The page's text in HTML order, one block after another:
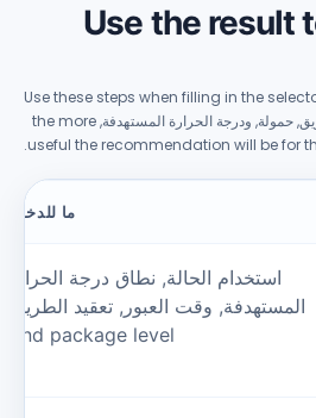
Use the
Use these steps when filling in
ودرجة الحرارة المستهدفة,the more
useful the recommendation will
.
ما للدخول
الحالة, نطاق درجة الحرارة
وقت العبور, تعقيد الطريق,
and package level
.